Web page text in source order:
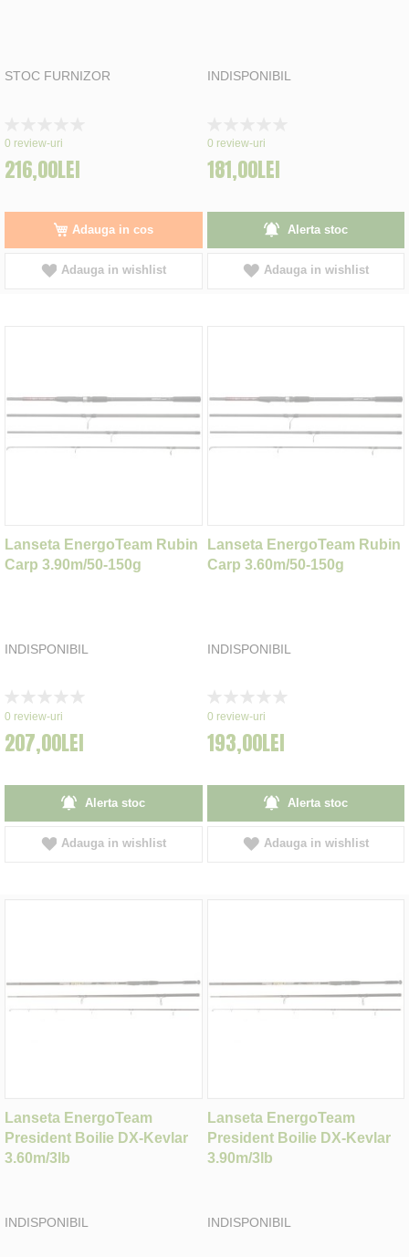
STOC FURNIZOR
0%
0 review-uri
216,00LEI
Adauga in cos
Adauga in wishlist
INDISPONIBIL
0%
0 review-uri
181,00LEI
Alerta stoc
Adauga in wishlist
Lanseta EnergoTeam Rubin
Carp 3.90m/50-150g
INDISPONIBIL
0%
0 review-uri
207,00LEI
Alerta stoc
Adauga in wishlist
Lanseta EnergoTeam Rubin
Carp 3.60m/50-150g
INDISPONIBIL
0%
0 review-uri
193,00LEI
Alerta stoc
Adauga in wishlist
Lanseta EnergoTeam
President Boilie DX-Kevlar
3.60m/3lb
INDISPONIBIL
Lanseta EnergoTeam
President Boilie DX-Kevlar
3.90m/3lb
INDISPONIBIL